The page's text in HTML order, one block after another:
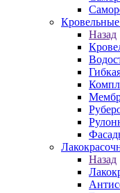
Назад
Назад